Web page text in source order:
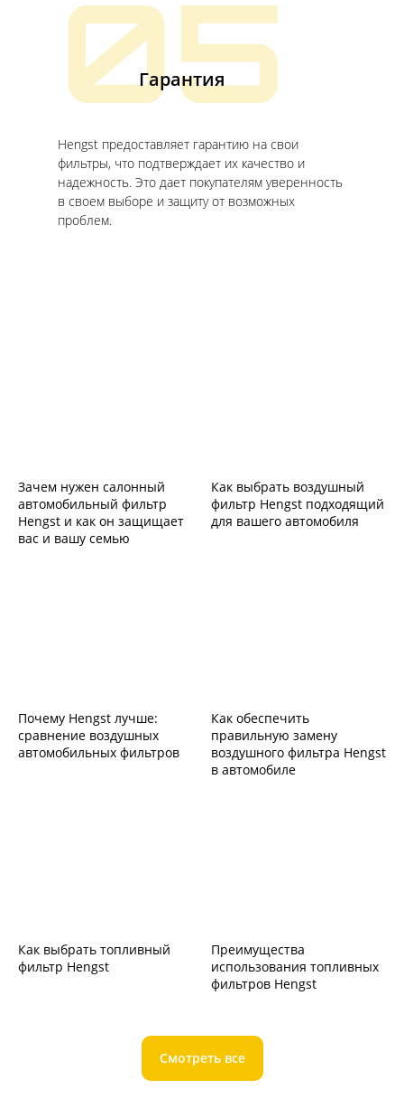
05
Гарантия
Hengst предоставляет гарантию на свои
фильтры, что подтверждает их качество и
надежность. Это дает покупателям уверенность
в своем выборе и защиту от возможных
проблем.
Зачем нужен салонный
автомобильный фильтр
Hengst и как он защищает
вас и вашу семью
Как выбрать воздушный
фильтр Hengst подходящий
для вашего автомобиля
Почему Hengst лучше:
сравнение воздушных
автомобильных фильтров
Как обеспечить
правильную замену
воздушного фильтра Hengst
в автомобиле
Как выбрать топливный
фильтр Hengst
Преимущества
использования топливных
фильтров Hengst
Смотреть все